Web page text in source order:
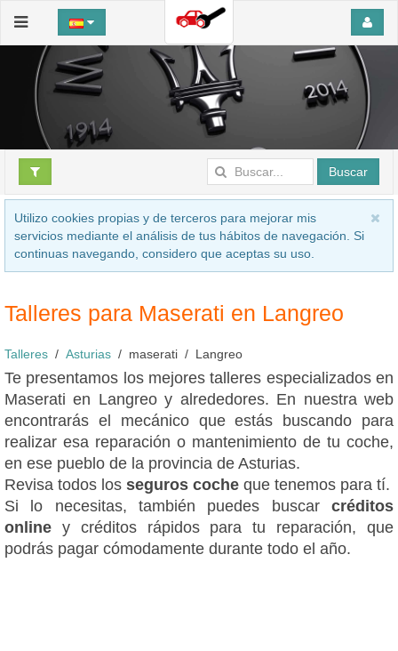
Buscar
Utilizo cookies propias y de terceros para mejorar mis
servicios mediante el análisis de tus hábitos de navegación. Si
continuas navegando, considero que aceptas su uso.
Talleres para Maserati en Langreo
Talleres Asturias maserati Langreo
Te presentamos los mejores talleres especializados en
Maserati en Langreo y alrededores. En nuestra web
encontrarás el mecánico que estás buscando para
realizar esa reparación o mantenimiento de tu coche,
en ese pueblo de la provincia de Asturias.
Revisa todos los seguros coche que tenemos para tí.
Si lo necesitas, también puedes buscar créditos
online y créditos rápidos para tu reparación, que
podrás pagar cómodamente durante todo el año.